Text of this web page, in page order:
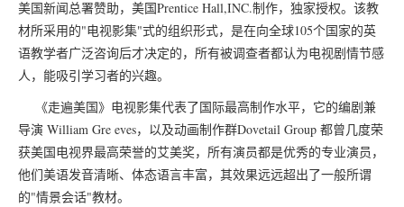
美国新闻总署赞助，美国Prentice Hall,INC.制作，独家授权。该教
材所采用的"电视影集"式的组织形式，是在向全球105个国家的英
语教学者广泛咨询后才决定的，所有被调查者都认为电视剧情节感
人，能吸引学习者的兴趣。
《走遍美国》电视影集代表了国际最高制作水平，它的编剧兼
导演 William Gre eves，以及动画制作群Dovetail Group 都曾几度荣
获美国电视界最高荣誉的艾美奖，所有演员都是优秀的专业演员，
他们美语发音清晰、体态语言丰富，其效果远远超出了一般所谓
的"情景会话"教材。